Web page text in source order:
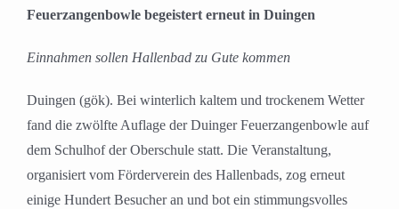
Feuerzangenbowle begeistert erneut in Duingen
Einnahmen sollen Hallenbad zu Gute kommen
Duingen (gök). Bei winterlich kaltem und trockenem Wetter
fand die zwölfte Auflage der Duinger Feuerzangenbowle auf
dem Schulhof der Oberschule statt. Die Veranstaltung,
organisiert vom Förderverein des Hallenbads, zog erneut
einige Hundert Besucher an und bot ein stimmungsvolles